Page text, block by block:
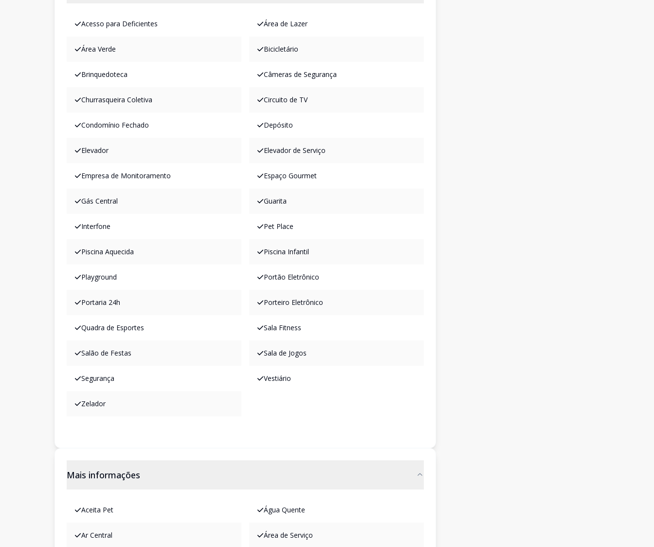
Acesso para Deficientes Área de Lazer
Área Verde Bicicletário
Brinquedoteca Câmeras de Segurança
Churrasqueira Coletiva Circuito de TV
Condomínio Fechado Depósito
Elevador Elevador de Serviço
Empresa de Monitoramento Espaço Gourmet
Gás Central Guarita
Interfone Pet Place
Piscina Aquecida Piscina Infantil
Playground Portão Eletrônico
Portaria 24h Porteiro Eletrônico
Quadra de Esportes Sala Fitness
Salão de Festas Sala de Jogos
Segurança Vestiário
Zelador
Mais informações
Aceita Pet Água Quente
Ar Central Área de Serviço